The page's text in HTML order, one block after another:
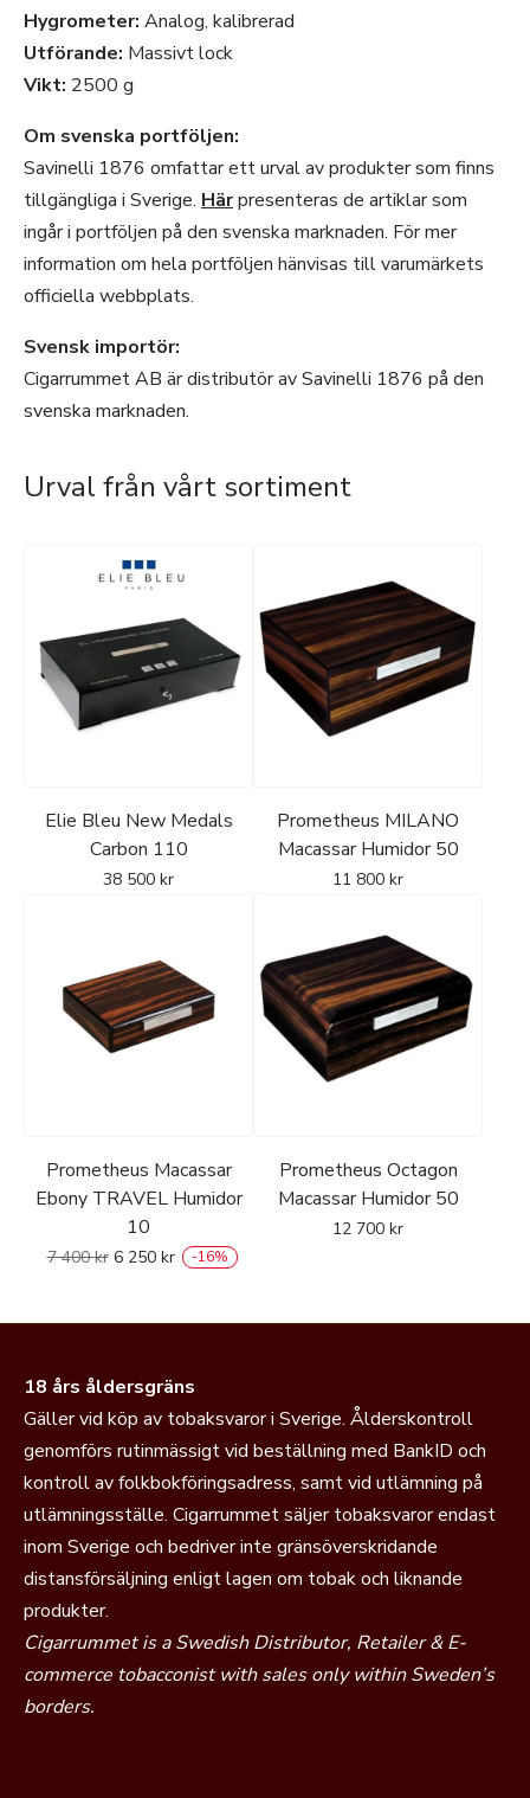
Hygrometer: Analog, kalibrerad
Utförande: Massivt lock
Vikt: 2500 g
Om svenska portföljen:
Savinelli 1876 omfattar ett urval av produkter som finns
tillgängliga i Sverige. Härpresenteras de artiklar som
ingår i portföljen på den svenska marknaden. För mer
information om hela portföljen hänvisas till varumärkets
officiella webbplats.
Svensk importör:
Cigarrummet AB är distributör av Savinelli 1876 på den
svenska marknaden.
Urval från vårt sortiment
Elie Bleu New Medals
Carbon 110
38 500 kr
Prometheus MILANO
Macassar Humidor 50
11 800 kr
Prometheus Macassar
Ebony TRAVEL Humidor
10
7 400kr 6 250 kr -16%
Prometheus Octagon
Macassar Humidor 50
12 700 kr
18 års åldersgräns
Gäller vid köp av tobaksvaror i Sverige. Ålderskontroll
genomförs rutinmässigt vid beställning med BankID och
kontroll av folkbokföringsadress, samt vid utlämning på
utlämningsställe. Cigarrummet säljer tobaksvaror endast
inom Sverige och bedriver inte gränsöverskridande
distansförsäljning enligt lagen om tobak och liknande
produkter.
Cigarrummet is a Swedish Distributor, Retailer & E-
commerce tobacconist with sales only within Sweden’s
borders.